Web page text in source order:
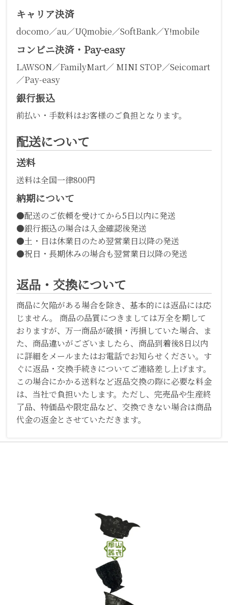
キャリア決済
docomo／au／UQmobie／SoftBank／Y!mobile
コンビニ決済・Pay-easy
LAWSON／FamilyMart／ MINI STOP／Seicomart
／Pay-easy
銀行振込
前払い・手数料はお客様のご負担となります。
配送について
送料
送料は全国一律800円
納期について
●配送のご依頼を受けてから5日以内に発送
●銀行振込の場合は入金確認後発送
●土・日は休業日のため翌営業日以降の発送
●祝日・長期休みの場合も翌営業日以降の発送
返品・交換について
商品に欠陥がある場合を除き、基本的には返品には応
じません。 商品の品質につきましては万全を期して
おりますが、万一商品が破損・汚損していた場合、ま
た、商品違いがございましたら、商品到着後8日以内
に詳細をメールまたはお電話でお知らせください。す
ぐに返品・交換手続きについてご連絡差し上げます。
この場合にかかる送料など返品交換の際に必要な料金
は、当社で負担いたします。ただし、完売品や生産終
了品、特価品や限定品など、交換できない場合は商品
代金の返金とさせていただきます。